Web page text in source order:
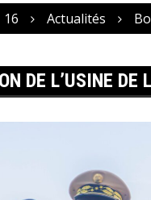
16 Actualités
DE L’USINE